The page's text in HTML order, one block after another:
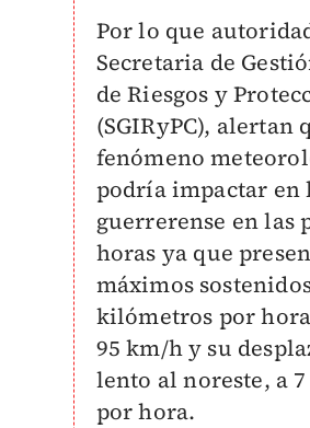
Por lo que
Secretaria de
de Riesgos y
(SGIRyPC), alertan
fenómeno
podría impactar en
guerrerense en las
horas ya que
máximos
kilómetros por
95 km/h y su
lento al noreste, a
por hora.